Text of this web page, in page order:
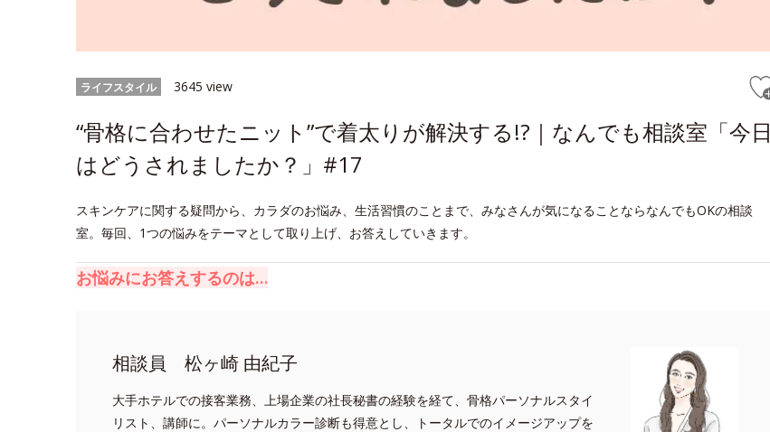
ライフスタイル 3645 view
“骨格に合わせたニット”で着太りが解決する!?｜なんでも相談室「今日
はどうされましたか？」#17
スキンケアに関する疑問から、カラダのお悩み、生活習慣のことまで、みなさんが気になることならなんでもOKの相談
室。毎回、1つの悩みをテーマとして取り上げ、お答えしていきます。
お悩みにお答えするのは…
相談員 松ヶ崎 由紀子
大手ホテルでの接客業務、上場企業の社長秘書の経験を経て、骨格パーソナルスタイ
リスト、講師に。パーソナルカラー診断も得意とし、トータルでのイメージアップを